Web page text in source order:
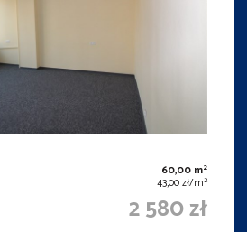
60,00 m2
43,00 zł/m2
2 580 zł